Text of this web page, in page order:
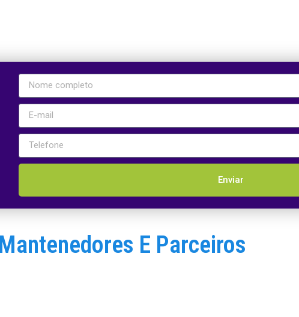
Enviar
Mantenedores E Parceiros